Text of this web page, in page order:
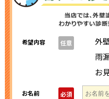
希望内容 任意
外
雨
お
お名前 必須